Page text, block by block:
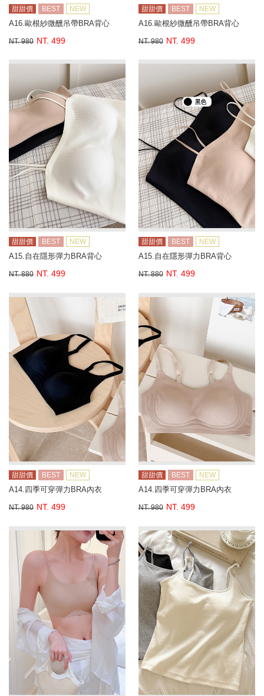
甜甜價 BEST NEW
A16.歐根紗微醺吊帶BRA背心
NT. 980 NT. 499
甜甜價 BEST NEW
A16.歐根紗微醺吊帶BRA背心
NT. 980 NT. 499
甜甜價 BEST NEW
A15.自在隱形彈力BRA背心
NT. 880 NT. 499
甜甜價 BEST NEW
A15.自在隱形彈力BRA背心
NT. 880 NT. 499
甜甜價 BEST NEW
A14.四季可穿彈力BRA內衣
NT. 980 NT. 499
甜甜價 BEST NEW
A14.四季可穿彈力BRA內衣
NT. 980 NT. 499